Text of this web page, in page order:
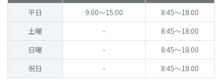
平日
9:00～15:00
8:45～18:00
土曜
-
8:45～18:00
日曜
-
8:45～18:00
祝日
- 8:45～18:00